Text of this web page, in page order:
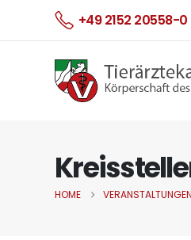
+49 2152 20558-0
HOME VERANSTALTUNGEN